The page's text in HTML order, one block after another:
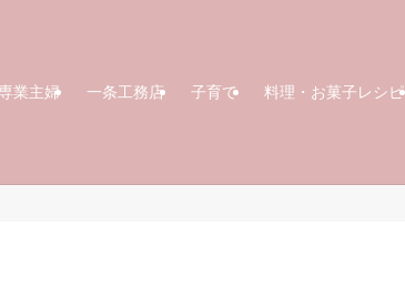
業主婦 一条工務店 子育て 料理・お菓子レシピ